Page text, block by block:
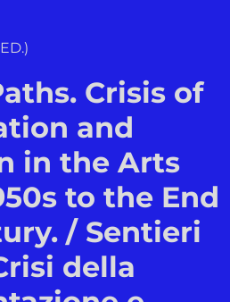
Crisis of
and
in the Arts
to the End
/ Sentieri
della